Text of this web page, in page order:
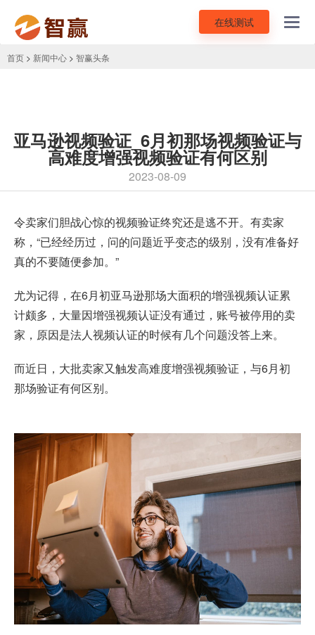
在线测试
首页 > 新闻中心 > 智赢头条
亚马逊视频验证_6月初那场视频验证与
高难度增强视频验证有何区别
2023-08-09
令卖家们胆战心惊的视频验证终究还是逃不开。有卖家
称，“已经经历过，问的问题近乎变态的级别，没有准备好
真的不要随便参加。”
尤为记得，在6月初亚马逊那场大面积的增强视频认证累
计颇多，大量因增强视频认证没有通过，账号被停用的卖
家，原因是法人视频认证的时候有几个问题没答上来。
而近日，大批卖家又触发高难度增强视频验证，与6月初
那场验证有何区别。